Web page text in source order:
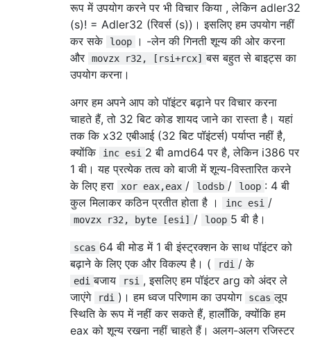
;; concatenate the two 16bit halves
push    dx              ; push low%m
pop     rax             ; pop  high%m
pop     dx              ; add rsp, 2
;; outside of 16bit code, we can't
    ret
रूप में उपयोग करने पर भी विचार किया , लेकिन adler32
(s)! = Adler32 (रिवर्स (s))। इसलिए हम उपयोग नहीं
कर सके
loop
। -लेन की गिनती शून्य की ओर करना
और
movzx r32, [rsi+rcx] बस बहुत से बाइट्स का
उपयोग करना।
अगर हम अपने आप को पॉइंटर बढ़ाने पर विचार करना
चाहते हैं, तो 32 बिट कोड शायद जाने का रास्ता है। यहां
तक ​​कि x32 एबीआई (32 बिट पॉइंटर्स) पर्याप्त नहीं है,
क्योंकि
inc esi 2 बी amd64 पर है, लेकिन i386 पर
1 बी। यह प्रत्येक तत्व को बाजी में शून्य-विस्तारित करने
के लिए हरा
xor eax,eax / lodsb / loop : 4 बी
कुल मिलाकर कठिन प्रतीत होता है ।
inc esi /
movzx r32, byte [esi] / loop 5 बी है।
scas 64 बी मोड में 1 बी इंस्ट्रक्शन के साथ पॉइंटर को
बढ़ाने के लिए एक और विकल्प है। (
rdi / के
edi बजाय rsi , इसलिए हम पॉइंटर arg को अंदर ले
जाएंगे
rdi )। हम ध्वज परिणाम का उपयोग scas लूप
स्थिति के रूप में नहीं कर सकते हैं, हालाँकि, क्योंकि हम
eax को शून्य रखना नहीं चाहते हैं। अलग-अलग रजिस्टर